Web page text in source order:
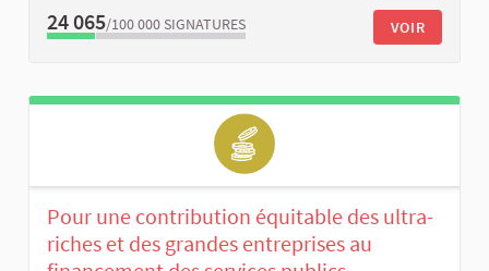
24 065/100 000 SIGNATURES VOIR
Pour une contribution équitable des ultra-
riches et des grandes entreprises au